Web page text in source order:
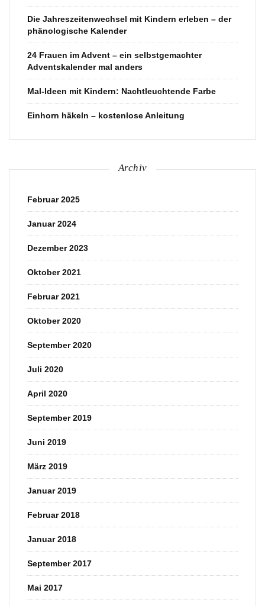
Die Jahreszeitenwechsel mit Kindern erleben – der
phänologische Kalender
24 Frauen im Advent – ein selbstgemachter
Adventskalender mal anders
Mal-Ideen mit Kindern: Nachtleuchtende Farbe
Einhorn häkeln – kostenlose Anleitung
Archiv
Februar 2025
Januar 2024
Dezember 2023
Oktober 2021
Februar 2021
Oktober 2020
September 2020
Juli 2020
April 2020
September 2019
Juni 2019
März 2019
Januar 2019
Februar 2018
Januar 2018
September 2017
Mai 2017